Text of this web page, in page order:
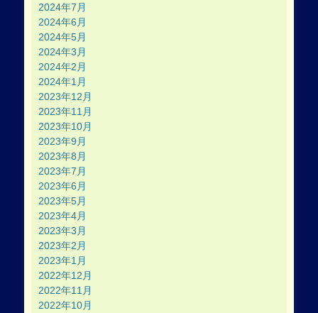
2024年7月
2024年6月
2024年5月
2024年3月
2024年2月
2024年1月
2023年12月
2023年11月
2023年10月
2023年9月
2023年8月
2023年7月
2023年6月
2023年5月
2023年4月
2023年3月
2023年2月
2023年1月
2022年12月
2022年11月
2022年10月